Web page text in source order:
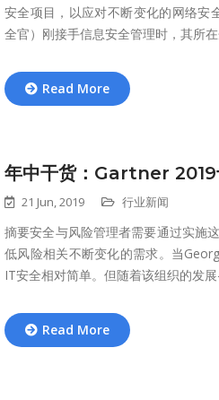
安全项目，以应对不断变化的网络安
全官）刚接手信息安全管理时，其所
Read More
年中干货：Gartner 2019
21 Jun, 2019 行业新闻
摘要安全与风险管理者需要通过实施
低风险相关不断变化的需求。当
IT安全相对简单。但随着该组织的发
Read More